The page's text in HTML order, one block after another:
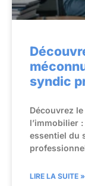
syndic
Découvrez
l’immobilier
essentiel du
LIRE LA SUITE »